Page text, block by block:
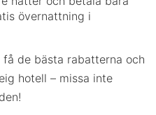
övernattning i
de bästa rabatterna och
hotell – missa inte